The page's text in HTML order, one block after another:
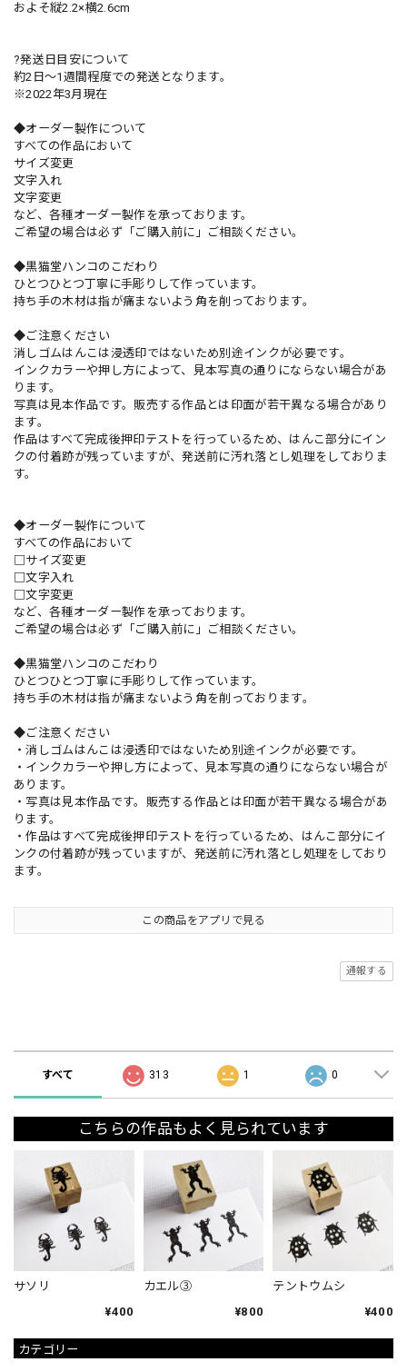
カテゴリー
およそ縦2.2×横2.6cm
?発送日目安について
約2日〜1週間程度での発送となります。
※2022年3月現在
◆オーダー製作について
すべての作品において
サイズ変更
文字入れ
文字変更
など、各種オーダー製作を承っております。
ご希望の場合は必ず「ご購入前に」ご相談ください。
◆黒猫堂ハンコのこだわり
ひとつひとつ丁寧に手彫りして作っています。
持ち手の木材は指が痛まないよう角を削っております。
◆ご注意ください
消しゴムはんこは浸透印ではないため別途インクが必要です。
インクカラーや押し方によって、見本写真の通りにならない場合があ
ります。
写真は見本作品です。販売する作品とは印面が若干異なる場合があり
ます。
作品はすべて完成後押印テストを行っているため、はんこ部分にイン
クの付着跡が残っていますが、発送前に汚れ落とし処理をしておりま
す。
◆オーダー製作について
すべての作品において
□サイズ変更
□文字入れ
□文字変更
など、各種オーダー製作を承っております。
ご希望の場合は必ず「ご購入前に」ご相談ください。
◆黒猫堂ハンコのこだわり
ひとつひとつ丁寧に手彫りして作っています。
持ち手の木材は指が痛まないよう角を削っております。
◆ご注意ください
・消しゴムはんこは浸透印ではないため別途インクが必要です。
・インクカラーや押し方によって、見本写真の通りにならない場合が
あります。
・写真は見本作品です。販売する作品とは印面が若干異なる場合があ
ります。
・作品はすべて完成後押印テストを行っているため、はんこ部分にイ
ンクの付着跡が残っていますが、発送前に汚れ落とし処理をしており
ます。
この商品をアプリで見る
通報する
すべて 313 1 0
こちらの作品もよく見られています
サソリ
¥400
カエル③
¥800
テントウムシ
¥400